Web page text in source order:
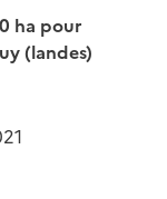
ha pour
(landes)